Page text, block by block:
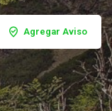
Agregar Aviso